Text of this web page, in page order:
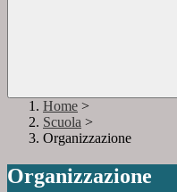
Home >
Scuola >
Organizzazione
Organizzazione